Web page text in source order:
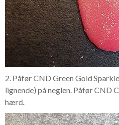
2. Påfør CND Green Gold
lignende) på neglen. Påfør CND
hærd.